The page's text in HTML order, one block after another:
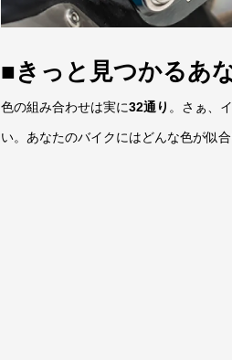
■きっと見つかるあ
色の組み合わせは実に32通り 。さぁ、
い。あなたのバイクにはどんな色が似